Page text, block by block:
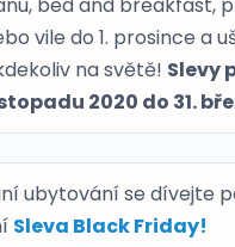
vile do 1. prosince a
na světě! Slevy
2020 do 31.
ubytování se dívejte
Sleva Black Friday!